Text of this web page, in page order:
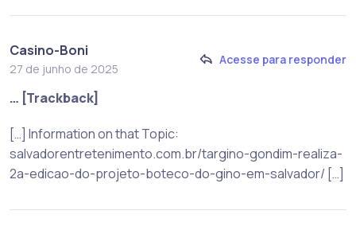
Casino-Boni
27 de junho de 2025
Acesse para responder
… [Trackback]
[…] Information on that Topic:
salvadorentretenimento.com.br/targino-gondim-realiza-
2a-edicao-do-projeto-boteco-do-gino-em-salvador/ […]